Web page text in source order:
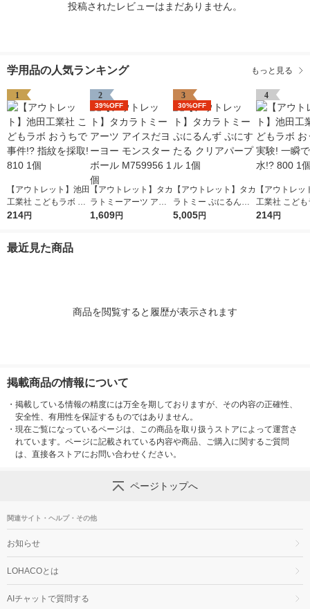
投稿されたレビューはまだありません。
学用品の人気ランキング もっと見る
1
【アウトレット】池田
工業社 こどもラボ お
うちで事件!? 指紋を
214円
2
39%OFF
【アウトレット】タカ
ラトミーアーツ アイ
スだヨーヨー モンス
1,609円
3
30%OFF
【アウトレット】タカ
ラトミー ぷにるんず
ぷにすたる クリアパ
5,005円
4
【アウトレッ
工業社 こども
うちで実験!
214円
最近見た商品
商品を閲覧すると履歴が表示されます
掲載商品の情報について
・ 掲載している情報の精度には万全を期しておりますが、その内容の正確性、
安全性、有用性を保証するものではありません。
・ 現在ご覧になっているページは、この商品を取り扱うストアによって運営さ
れています。ページに記載されている内容や商品、ご購入に関するご質問
は、直接各ストアにお問い合わせください。
ページトップへ
関連サイト・ヘルプ・その他
お知らせ
LOHACOとは
AIチャットで質問する